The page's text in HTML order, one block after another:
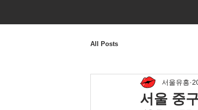
All Posts
서울 중
서울유흥